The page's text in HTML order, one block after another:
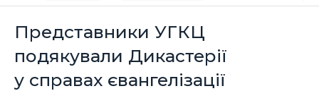
Представники УГКЦ
подякували Дикастерії
у справах євангелізації